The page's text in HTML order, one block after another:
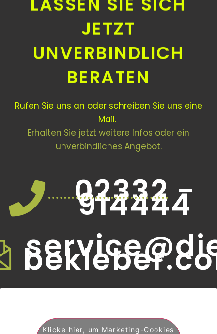
JETZT
UNVERBINDLICH
BERATEN
Rufen Sie uns an oder schreiben Sie uns eine
Mail.
Erhalten Sie jetzt weitere Infos oder ein
unverbindliches Angebot.
02332 -
914444
Klicke hier, um Marketing-Cookies